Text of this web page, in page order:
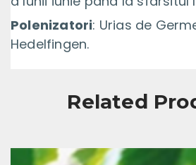
Polenizatori: Urias de
Hedelfingen.
Related